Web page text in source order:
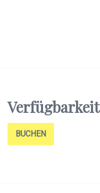
Verfügbarkeit
BUCHEN